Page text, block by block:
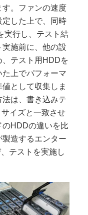
。ファンの速度
定した上で、同時
実行し、テスト結
施前に、他の設
テスト用HDDを
上でパフォーマ
として収集しま
は、書き込みテ
イズと一致させ
のHDDの違いを比
造するエンター
テストを実施し